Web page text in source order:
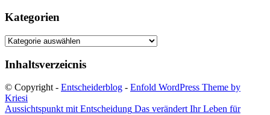
Kategorien
Kategorien
Inhaltsverzeicnis
© Copyright - Entscheiderblog - Enfold WordPress Theme by
Kriesi
Aussichtspunkt mit Entscheidung Das verändert Ihr Leben für